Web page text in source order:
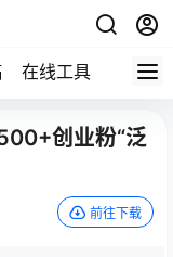
在线工具 地址发
创业粉“泛
前往下载